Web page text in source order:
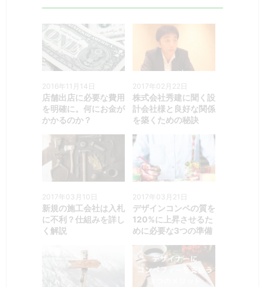
2016年11月14日
店舗出店に必要な費用
を明確に。何にお金が
かかるのか？
2017年02月22日
株式会社秀建に聞く設
計会社様と良好な関係
を築くための秘訣
2017年03月10日
新規の施工会社は入札
に不利？仕組みを詳し
く解説
2017年03月21日
デザインコンペの質を
120%に上昇させるた
めに必要な3つの準備